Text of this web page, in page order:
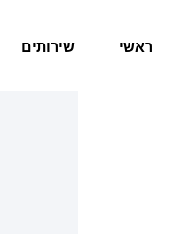
ראשי שירותים